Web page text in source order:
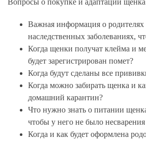
Важная информация о
наследственных заболеваниях,
Когда щенки получат клейма и
будет зарегистрирован помет?
Когда будут сделаны все
Когда можно забирать щенка и
домашний карантин?
Что нужно знать о питании
чтобы у него не было несварения
Когда и как будет оформлена